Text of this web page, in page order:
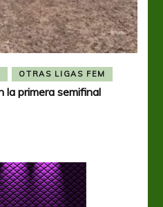
OTRAS LIGAS FEM
la primera semifinal